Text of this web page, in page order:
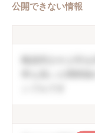
公開できない情報